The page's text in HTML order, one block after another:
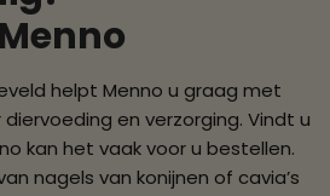
helpt Menno u graag met
en verzorging. Vindt u
kan het vaak voor u bestellen.
nagels van konijnen of cavia’s